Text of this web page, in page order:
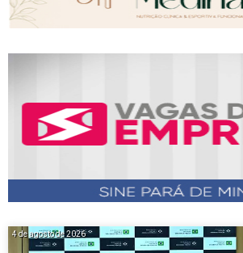
4 de agosto de 2026